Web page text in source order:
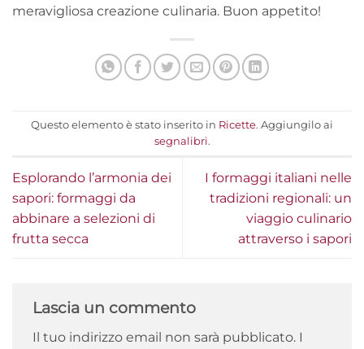
meravigliosa creazione culinaria. Buon appetito!
Questo elemento è stato inserito in Ricette. Aggiungilo ai
segnalibri.
Esplorando l’armonia dei
sapori: formaggi da
abbinare a selezioni di
frutta secca
I formaggi italiani nelle
tradizioni regionali: un
viaggio culinario
attraverso i sapori
Lascia un commento
Il tuo indirizzo email non sarà pubblicato. I